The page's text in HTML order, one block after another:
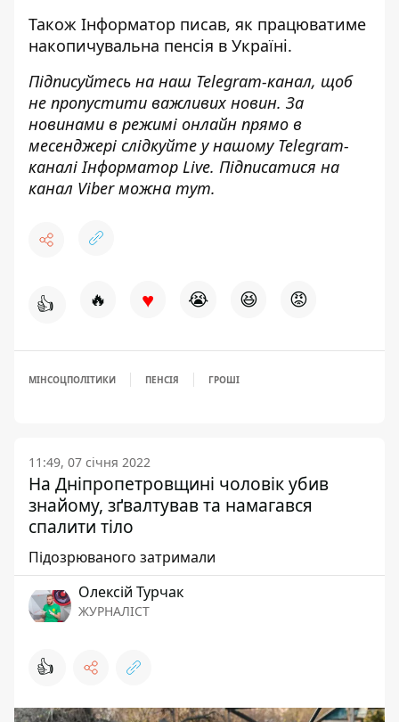
Також Інформатор писав, як працюватиме
накопичувальна пенсія в Україні.
Підписуйтесь на наш Telegram-канал, щоб
не пропустити важливих новин. За
новинами в режимі онлайн прямо в
месенджері слідкуйте у нашому Telegram-
каналіІнформатор Live. Підписатися на
канал Viber можна тут.
👍 🔥 ♥ 😭 😆 😡
МІНСОЦПОЛІТИКИ ПЕНСІЯ ГРОШІ
11:49, 07 січня 2022
На Дніпропетровщині чоловік убив
знайому, зґвалтував та намагався
спалити тіло
Підозрюваного затримали
Олексій Турчак
ЖУРНАЛІСТ
👍